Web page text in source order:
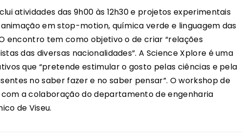
atividades das 9h00 às 12h30 e projetos experimentais
em stop-motion, química verde e linguagem das
O encontro tem como objetivo o de criar “relações
das diversas nacionalidades”. A Science Xplore é uma
que “pretende estimular o gosto pelas ciências e pela
no saber fazer e no saber pensar”. O workshop de
a colaboração do departamento de engenharia
de Viseu.